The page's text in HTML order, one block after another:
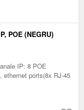
POE (NEGRU)
IP: 8 POE
ethernet ports(8x RJ-45